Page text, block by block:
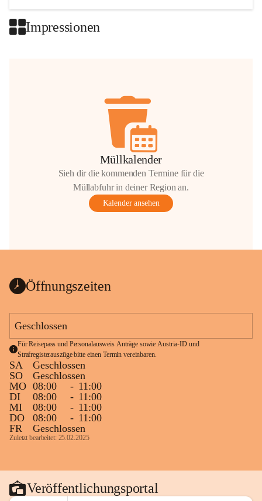
Wenige Minuten nur, und das geschäftige Treiben der
Impressionen
Müllkalender
Sieh dir die kommenden Termine für die
Müllabfuhr in deiner Region an.
Kalender ansehen
Öffnungszeiten
Geschlossen
Für Reisepass und Personalausweis Anträge sowie Austria-ID und
Strafregisterauszüge bitte einen Termin vereinbaren.
SA
Geschlossen
SO
Geschlossen
MO 08:00 - 11:00
DI
08:00 - 11:00
MI
08:00 - 11:00
DO
08:00 - 11:00
FR
Geschlossen
Zuletzt bearbeitet: 25.02.2025
Veröffentlichungsportal